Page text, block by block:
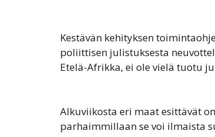
Kestävän kehityksen
poliittisen julistuksesta
Etelä-Afrikka, ei ole vielä tuotu
Alkuviikosta eri maat esittävät
parhaimmillaan se voi ilmaista